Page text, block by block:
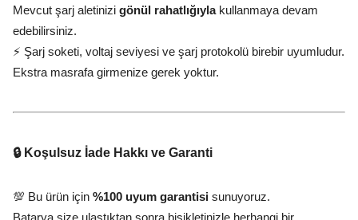
Mevcut şarj aletinizi gönül rahatlığıylakullanmaya devam
edebilirsiniz.
⚡ Şarj soketi, voltaj seviyesi ve şarj protokolü birebir uyumludur.
Ekstra masrafa girmenize gerek yoktur.
🔒 Koşulsuz İade Hakkı ve Garanti
💯 Bu ürün için %100 uyum garantisi sunuyoruz.
Batarya size ulaştıktan sonra bisikletinizle herhangi bir